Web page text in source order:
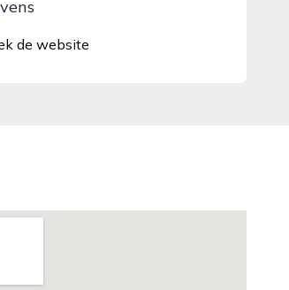
de website